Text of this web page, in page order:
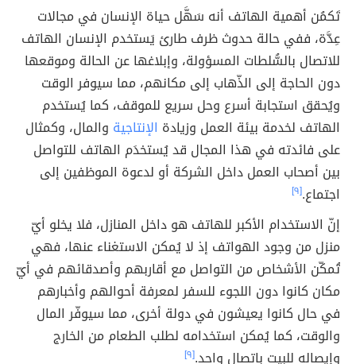
تَكمُن أهمية الهاتف أنه سَهَّل حياة الإنسان في مجالات
عِدَّة، ففي حالة حدوث ظرف طارئ يَستخدم الإنسان الهاتف
للاتصال بالسُّلطات المسؤولة، وإبلاغها عن الحالة وموقعها
دون الحاجة إلى الذّهاب إلى مكانهم، مما سيوفر الوقت
ويُحقق استجابة أسرع وحل سريع للموقف، كما يُستخدم
الهاتف لخدمة بيئة العمل وزيادة الإنتاجية والمال، وكمثال
على فائدته في هذا المجال قد يُستخدَم الهاتف للتواصل
بين أصحاب العمل داخل الشركة أو لدعوة الموظفين إلى
اجتماع.[٩]
إنّ الاستخدام الأكبر للهاتف هو داخل المنازل، فلا يخلو أيّ
منزل من وجود الهواتف إذ لا يُمكن الاستغناء عنها، فهي
تُمكّن الأشخاص من التواصل مع أقاربهم وأصدقائهم في أيّ
مكان كانوا دون اللجوء للسفر لمعرفة أحوالهم وأخبارهم
في حال كانوا يعيشون في دولة أخرى، مما سيوفّر المال
والوقت، كما يُمكن استخدامه لطلب الطعام من الخارج
وإيصاله للبيت باتصال واحد.[٩]